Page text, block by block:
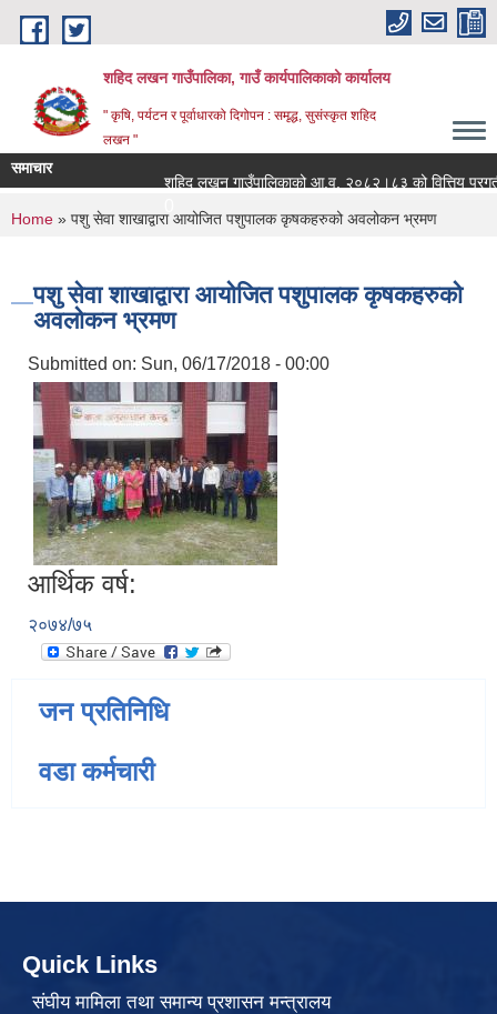
Skip to main content
शहिद लखन गाउँपालिका, गाउँ कार्यपालिकाको कार्यालय
" कृषि, पर्यटन र पूर्वाधारको दिगोपन : समृद्ध, सुसंस्कृत शहिद
लखन "
समाचार
शहिद लखन गाउँपालिकाको आ.व. २०८२।८३ को वित्तिय प्रगती
You are here
Home » पशु सेवा शाखाद्वारा आयोजित पशुपालक कृषकहरुको अवलोकन भ्रमण
पशु सेवा शाखाद्वारा आयोजित पशुपालक कृषकहरुको
अवलोकन भ्रमण
Submitted on: Sun, 06/17/2018 - 00:00
आर्थिक वर्ष:
२०७४/७५
जन प्रतिनिधि
वडा कर्मचारी
Quick Links
संघीय मामिला तथा समान्य प्रशासन मन्त्रालय